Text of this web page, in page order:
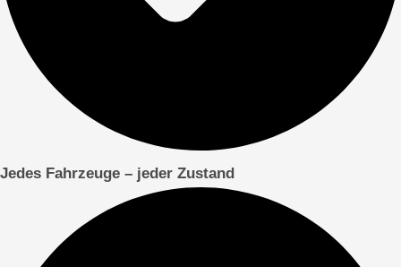
Jedes Fahrzeuge – jeder Zustand